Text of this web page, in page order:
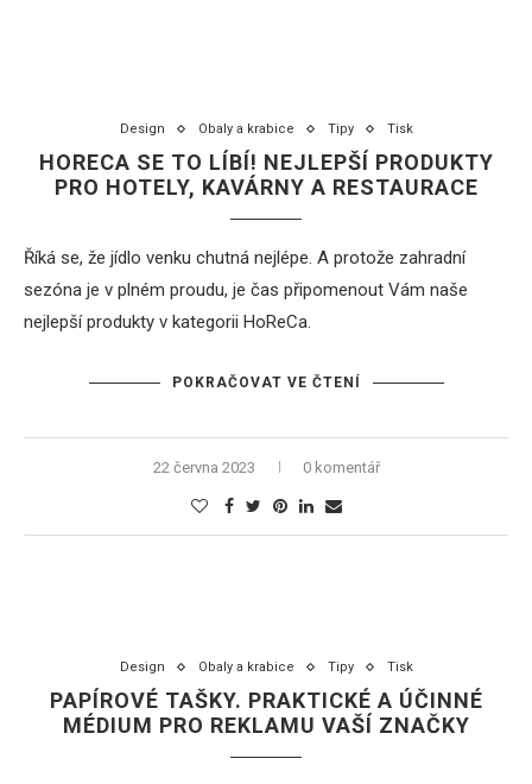
Design Obaly a krabice Tipy Tisk
HORECA SE TO LÍBÍ! NEJLEPŠÍ PRODUKTY
PRO HOTELY, KAVÁRNY A RESTAURACE
Říká se, že jídlo venku chutná nejlépe. A protože zahradní
sezóna je v plném proudu, je čas připomenout Vám naše
nejlepší produkty v kategorii HoReCa.
POKRAČOVAT VE ČTENÍ
22 června 2023 0 komentář
Design Obaly a krabice Tipy Tisk
PAPÍROVÉ TAŠKY. PRAKTICKÉ A ÚČINNÉ
MÉDIUM PRO REKLAMU VAŠÍ ZNAČKY